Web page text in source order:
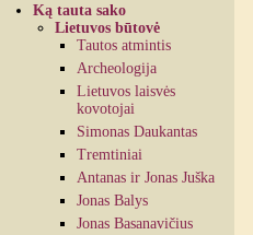
Ką tauta sako
Lietuvos būtovė
Tautos atmintis
Archeologija
Lietuvos laisvės
kovotojai
Simonas Daukantas
Tremtiniai
Antanas ir Jonas Juška
Jonas Balys
Jonas Basanavičius